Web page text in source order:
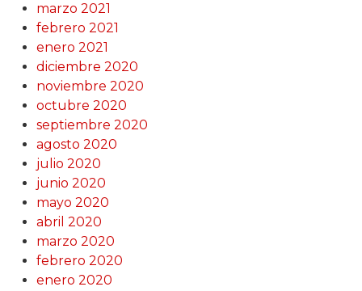
marzo 2021
febrero 2021
enero 2021
diciembre 2020
noviembre 2020
octubre 2020
septiembre 2020
agosto 2020
julio 2020
junio 2020
mayo 2020
abril 2020
marzo 2020
febrero 2020
enero 2020